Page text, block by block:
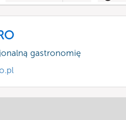
gastronomię